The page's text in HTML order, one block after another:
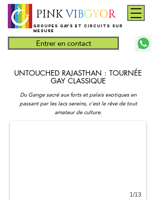
PINK VIBGYOR
Entrer en contact
​Groupes gays et circuits sur
mesure
UNTOUCHED RAJASTHAN : TOURNÉE
GAY CLASSIQUE
Du Gange sacré aux forts et palais exotiques en
passant par les lacs sereins, c'est le rêve de tout
amateur de culture.
Men of Rajathan
Gay tours India
1/13